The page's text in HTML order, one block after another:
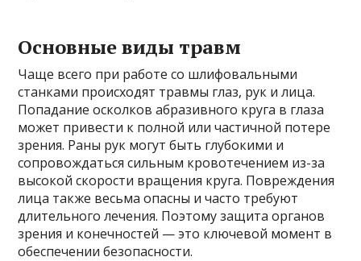
Основные виды травм
Чаще всего при работе со шлифовальными
станками происходят травмы глаз, рук и лица.
Попадание осколков абразивного круга в глаза
может привести к полной или частичной потере
зрения. Раны рук могут быть глубокими и
сопровождаться сильным кровотечением из-за
высокой скорости вращения круга. Повреждения
лица также весьма опасны и часто требуют
длительного лечения. Поэтому защита органов
зрения и конечностей — это ключевой момент в
обеспечении безопасности.